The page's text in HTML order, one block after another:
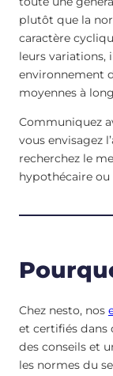
plutôt que la
caractère
leurs variations,
environnement
moyennes à
Communiquez
vous envisagez
recherchez le
hypothécaire
Chez nesto, nos
et certifiés dans
des conseils et
les normes du